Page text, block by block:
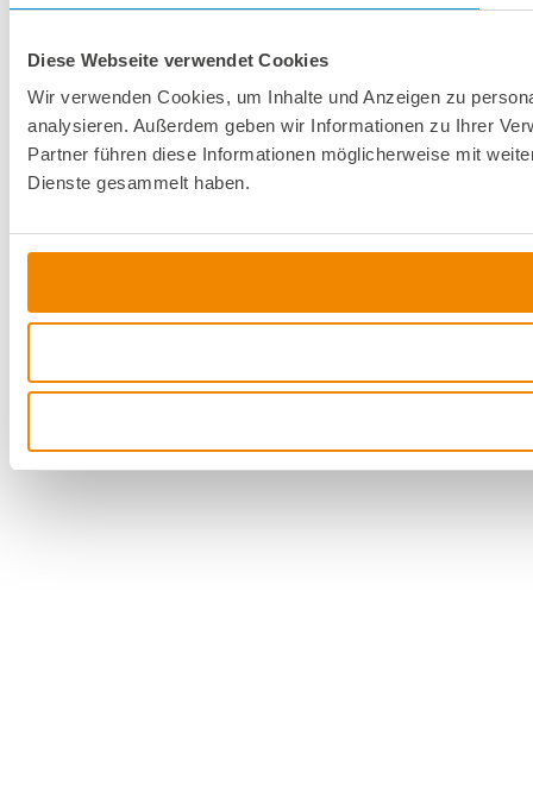
Diese Webseite verwendet Cookies
Wir verwenden Cookies, um Inhalte und Anzeigen zu
analysieren. Außerdem geben wir Informationen zu Ihrer
Partner führen diese Informationen möglicherweise mit
Dienste gesammelt haben.